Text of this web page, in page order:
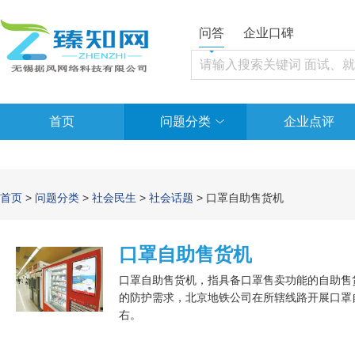
问答 企业口碑
首页 问题分类 企业点评
首页 > 问题分类 > 社会民生 > 社会话题 > 口罩自助售货机
口罩自助售货机
口罩自助售货机，指具备口罩售卖功能的自助
的防护需求，北京地铁公司在所辖线路开展口
右。